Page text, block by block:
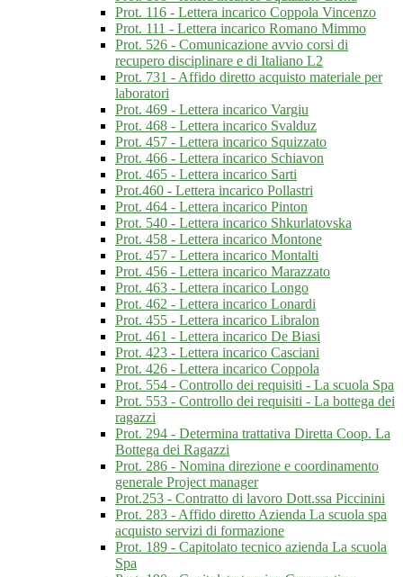
Prot. 116 - Lettera incarico Coppola Vincenzo
Prot. 111 - Lettera incarico Romano Mimmo
Prot. 526 - Comunicazione avvio corsi di
recupero disciplinare e di Italiano L2
Prot. 731 - Affido diretto acquisto materiale per
laboratori
Prot. 469 - Lettera incarico Vargiu
Prot. 468 - Lettera incarico Svalduz
Prot. 457 - Lettera incarico Squizzato
Prot. 466 - Lettera incarico Schiavon
Prot. 465 - Lettera incarico Sarti
Prot.460 - Lettera incarico Pollastri
Prot. 464 - Lettera incarico Pinton
Prot. 540 - Lettera incarico Shkurlatovska
Prot. 458 - Lettera incarico Montone
Prot. 457 - Lettera incarico Montalti
Prot. 456 - Lettera incarico Marazzato
Prot. 463 - Lettera incarico Longo
Prot. 462 - Lettera incarico Lonardi
Prot. 455 - Lettera incarico Libralon
Prot. 461 - Lettera incarico De Biasi
Prot. 423 - Lettera incarico Casciani
Prot. 426 - Lettera incarico Coppola
Prot. 554 - Controllo dei requisiti - La scuola Spa
Prot. 553 - Controllo dei requisiti - La bottega dei
ragazzi
Prot. 294 - Determina trattativa Diretta Coop. La
Bottega dei Ragazzi
Prot. 286 - Nomina direzione e coordinamento
generale Project manager
Prot.253 - Contratto di lavoro Dott.ssa Piccinini
Prot. 283 - Affido diretto Azienda La scuola spa
acquisto servizi di formazione
Prot. 189 - Capitolato tecnico azienda La scuola
Spa